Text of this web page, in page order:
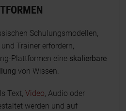
Schulungsmodellen,
Trainer erfordern,
Plattformen eine skalierbare
von Wissen.
Text, Video, Audio oder
werden und auf